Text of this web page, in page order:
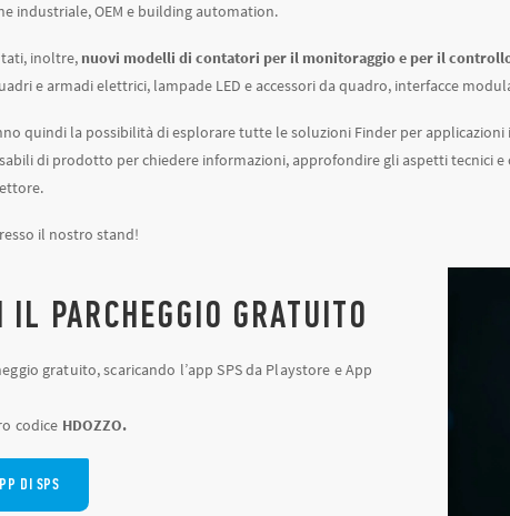
industriale, OEM e building automation.
inoltre, nuovi modelli di contatori per il monitoraggio e per il
e armadi elettrici, lampade LED e accessori da quadro, interfacce
quindi la possibilità di esplorare tutte le soluzioni Finder per
di prodotto per chiedere informazioni, approfondire gli aspetti tecnici
il nostro stand!
PARCHEGGIO GRATUITO
gratuito, scaricando l’app SPS da Playstore e App
codice HDOZZO.
DI SPS